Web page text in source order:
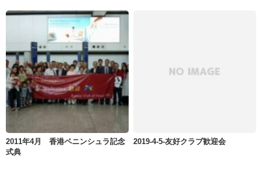
2011年4月 香港ペニンシュラ記念
式典
2019-4-5-友好クラブ歓迎会